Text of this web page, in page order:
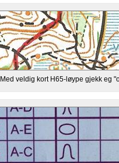
Med veldig kort H65-løype gjekk eg